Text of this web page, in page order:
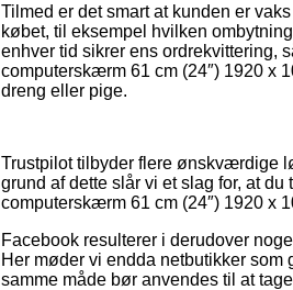
Tilmed er det smart at kunden er
købet, til eksempel hvilken
enhver tid sikrer ens ordrekvittering,
computerskærm 61 cm (24″) 1920 x
dreng eller pige.
Trustpilot tilbyder flere ønskværdige
grund af dette slår vi et slag for, at
computerskærm 61 cm (24″) 1920 x
Facebook resulterer i derudover
Her møder vi endda netbutikker som
samme måde bør anvendes til at